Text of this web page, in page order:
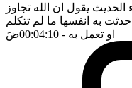
يقول ان الله تجاوز
به انفسها ما لم تتكلم
او تعمل به - 00:04:10 ضَ